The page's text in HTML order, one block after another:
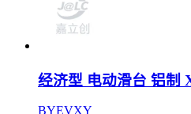
经济型 电动滑台 铝制
BYEVXY